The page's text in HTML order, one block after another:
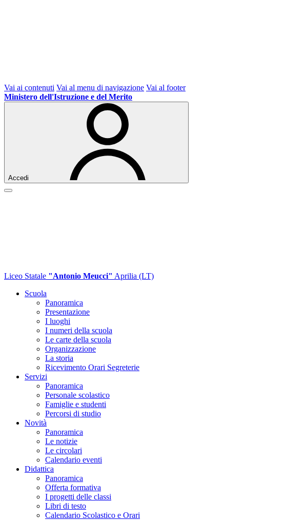
Vai ai contenuti Vai al menu di navigazione Vai al footer
Ministero dell'Istruzione e del Merito
Accedi
Liceo Statale "Antonio Meucci" Aprilia (LT)
Scuola
Panoramica
Presentazione
I luoghi
I numeri della scuola
Le carte della scuola
Organizzazione
La storia
Ricevimento Orari Segreterie
Servizi
Panoramica
Personale scolastico
Famiglie e studenti
Percorsi di studio
Novità
Panoramica
Le notizie
Le circolari
Calendario eventi
Didattica
Panoramica
Offerta formativa
I progetti delle classi
Libri di testo
Calendario Scolastico e Orari